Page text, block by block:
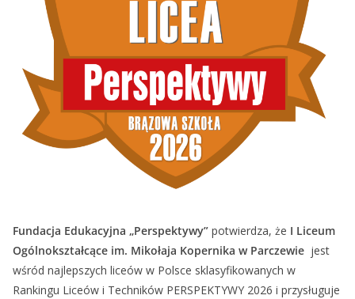
Fundacja Edukacyjna „Perspektywy” potwierdza, że I Liceum
Ogólnokształcące im. Mikołaja Kopernika w Parczewie jest
wśród najlepszych liceów w Polsce sklasyfikowanych w
Rankingu Liceów i Techników PERSPEKTYWY 2026 i przysługuje